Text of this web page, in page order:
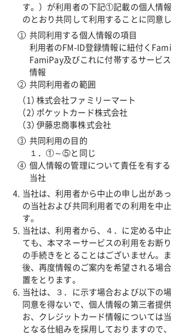
す。）が利用者の下記①記載の個人情
のとおり共同して利用することに同意し
共同利用する個人情報の項目
利用者のFM-ID登録情報に紐付く
FamiPay及びこれに付帯するサービ
情報
共同利用者の範囲
株式会社ファミリーマート
ポケットカード株式会社
伊藤忠商事株式会社
共同利用の目的
１．①～⑤と同じ
個人情報の管理について責任を有す
当社
当社は、利用者から中止の申し出があ
の当社および共同利用者での利用を中
す。
当社は、利用者から、４．に定める中
ても、本マネーサービスの利用をお断
の手続きをとることはございません。
後、再度情報のご案内を希望される場
置をとります。
当社は、３．に示す場合および以下の
同意を得ないで、個人情報の第三者提
お、クレジットカード情報については
となる仕組みを採用しておりますので